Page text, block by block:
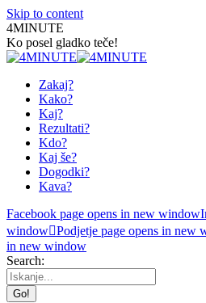
Skip to content
4MINUTE
Ko posel gladko teče!
Zakaj?
Kako?
Kaj?
Rezultati?
Kdo?
Kaj še?
Dogodki?
Kava?
Facebook page opens in new window
window Podjetje page opens in new
in new window
Search: